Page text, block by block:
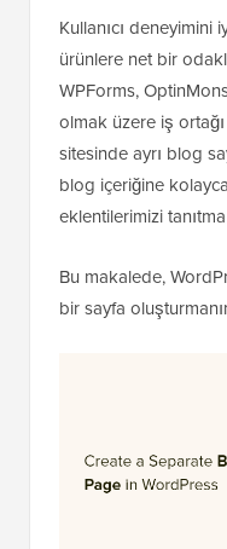
Kullanıcı
ürünlere net bir
WPForms,
olmak üzere iş
sitesinde ayrı blog
blog içeriğine
eklentilerimizi
Bu makalede,
bir sayfa